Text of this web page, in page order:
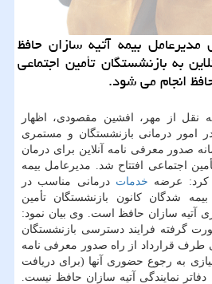
بیمه آتیه سازان حافظ
به بازنشستگان تأمین اجتماعی
انجام می شود.
نقل از مهر، افشین مقصودی، اظهار
امور درمانی بازنشستگان و مستمری
صدور معرفی نامه آنلاین برای درمان
اجتماعی افتتاح شد. مدیرعامل بیمه
کرد: عرضه خدمات درمانی مناسب در
شدگان کانون بازنشستگان تأمین
آتیه سازان حافظ است. وی بیان نمود:
گرفته فرایند دسترسی بازنشستگان
طرف قرارداد از راه صدور معرفی نامه
به رجوع حضوری آنها (برای دریافت
نمایندگی آتیه سازان حافظ نیست.